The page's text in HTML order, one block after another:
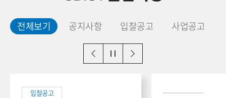
전체보기
입찰공고
공지사항 입찰공고 사업공고